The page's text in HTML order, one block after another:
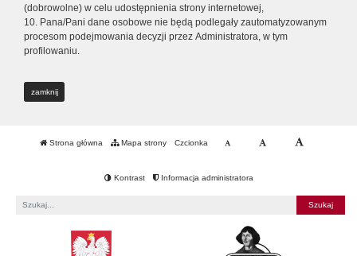
(dobrowolne) w celu udostępnienia strony internetowej,
10. Pana/Pani dane osobowe nie będą podlegały zautomatyzowanym
procesom podejmowania decyzji przez Administratora, w tym
profilowaniu.
zamknij
Strona główna Mapa strony Czcionka
Kontrast Informacja administratora